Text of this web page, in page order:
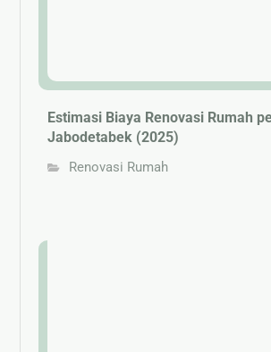
Estimasi Biaya Renovasi Rumah
Jabodetabek (2025)
Renovasi Rumah